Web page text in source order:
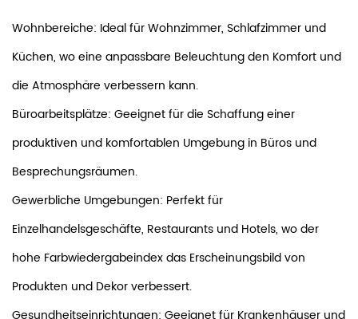
Wohnbereiche: Ideal für Wohnzimmer, Schlafzimmer und
Küchen, wo eine anpassbare Beleuchtung den Komfort und
die Atmosphäre verbessern kann.
Büroarbeitsplätze: Geeignet für die Schaffung einer
produktiven und komfortablen Umgebung in Büros und
Besprechungsräumen.
Gewerbliche Umgebungen: Perfekt für
Einzelhandelsgeschäfte, Restaurants und Hotels, wo der
hohe Farbwiedergabeindex das Erscheinungsbild von
Produkten und Dekor verbessert.
Gesundheitseinrichtungen: Geeignet für Krankenhäuser und